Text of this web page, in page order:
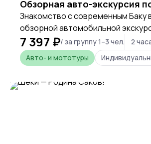
Знакомство с современным Баку
обзорной автомобильной
часа гости узнают все, что нужно
первой экскурсии о городе
7 397 ₽/ за группу 1–3 чел.
2
Авто- и мототуры